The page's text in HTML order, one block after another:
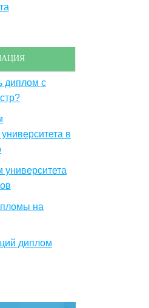
диплом с
в
университета
на
диплом